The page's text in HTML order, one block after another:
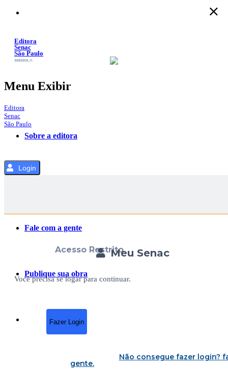
Conteúdo
Editora
Senac
São Paulo
SACOLA
MENU
Menu Exibir
Editora
Senac
São Paulo
Sobre a editora
Fale com a gente
Publique sua obra
Login
Meu Senac
Acesso Restrito
Você precisa se logar para continuar.
Fazer Login
Não consegue fazer login?
gente.